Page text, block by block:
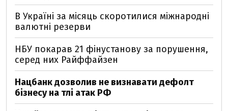
В Україні за місяць скоротилися міжнародні
валютні резерви
НБУ покарав 21 фінустанову за порушення,
серед них Райффайзен
Нацбанк дозволив не визнавати дефолт
бізнесу на тлі атак РФ